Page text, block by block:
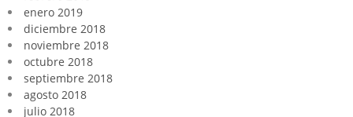
enero 2019
diciembre 2018
noviembre 2018
octubre 2018
septiembre 2018
agosto 2018
julio 2018